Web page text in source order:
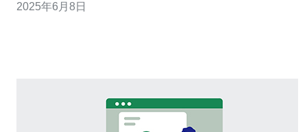
施的国家，其IP地址分配规则也有其独特之处。 IP地址是
2025年6月8日